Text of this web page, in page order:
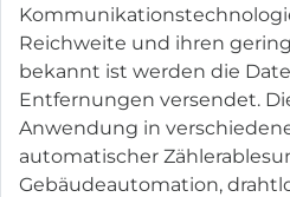
Reichweite und ihren
bekannt ist werden die
Entfernungen versendet.
Anwendung in
automatischer
Gebäudeautomation,